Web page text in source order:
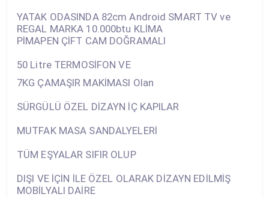
YATAK ODASINDA 82cm Android SMART TV ve
REGAL MARKA 10.000btu KLİMA
PİMAPEN ÇİFT CAM DOĞRAMALI
50 Litre TERMOSİFON VE
7KG ÇAMAŞIR MAKİMASI Olan
SÜRGÜLÜ ÖZEL DİZAYN İÇ KAPILAR
MUTFAK MASA SANDALYELERİ
TÜM EŞYALAR SIFIR OLUP
DIŞI VE İÇİN İLE ÖZEL OLARAK DİZAYN EDİLMİŞ
MOBİLYALI DAİRE